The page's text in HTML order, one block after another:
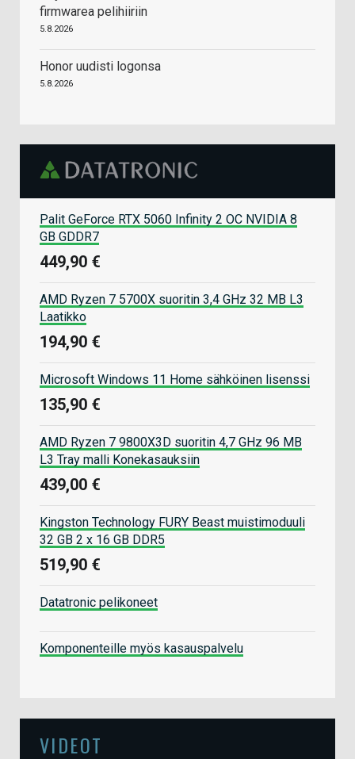
firmwarea pelihiiriin
5.8.2026
Honor uudisti logonsa
5.8.2026
Palit GeForce RTX 5060 Infinity 2 OC NVIDIA 8
GB GDDR7
449,90 €
AMD Ryzen 7 5700X suoritin 3,4 GHz 32 MB L3
Laatikko
194,90 €
Microsoft Windows 11 Home sähköinen lisenssi
135,90 €
AMD Ryzen 7 9800X3D suoritin 4,7 GHz 96 MB
L3 Tray malli Konekasauksiin
439,00 €
Kingston Technology FURY Beast muistimoduuli
32 GB 2 x 16 GB DDR5
519,90 €
Datatronic pelikoneet
Komponenteille myös kasauspalvelu
VIDEOT